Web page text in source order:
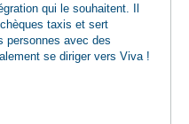
qui le souhaitent. Il
taxis et sert
personnes avec des
se diriger vers Viva !